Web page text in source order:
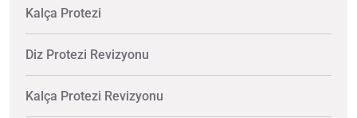
Kalça Protezi
Diz Protezi Revizyonu
Kalça Protezi Revizyonu